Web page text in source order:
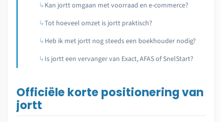
Kan jortt omgaan met voorraad en e-commerce?
Tot hoeveel omzet is jortt praktisch?
Heb ik met jortt nog steeds een boekhouder nodig?
Is jortt een vervanger van Exact, AFAS of SnelStart?
Officiële korte positionering van
jortt